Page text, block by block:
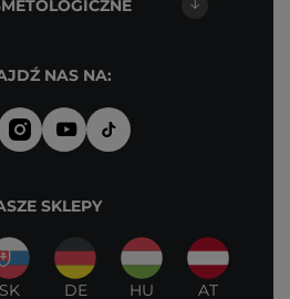
NAS NA:
SKLEPY
SK DE HU AT